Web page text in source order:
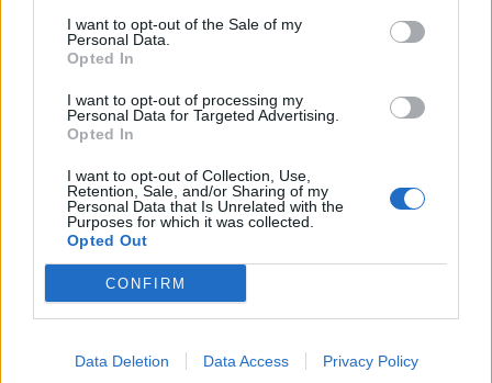
I want to opt-out of the Sale of my
Personal Data.
Opted In
I want to opt-out of processing my
Personal Data for Targeted Advertising.
Opted In
I want to opt-out of Collection, Use,
Retention, Sale, and/or Sharing of my
Personal Data that Is Unrelated with the
Purposes for which it was collected.
Opted Out
CONFIRM
Data Deletion Data Access Privacy Policy
HIRDETÉS
HIRDETÉS
LEGOLVASOTTABB
Tizenöt hegedűkészítő-mester mutatja
be munkáját Budán
Amire többmillióan vártunk: szombattól